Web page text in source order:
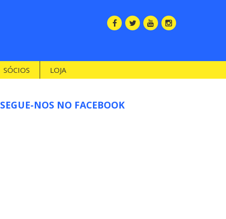
SÓCIOS LOJA
SEGUE-NOS NO FACEBOOK